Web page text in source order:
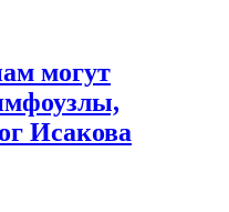
могут
Исакова